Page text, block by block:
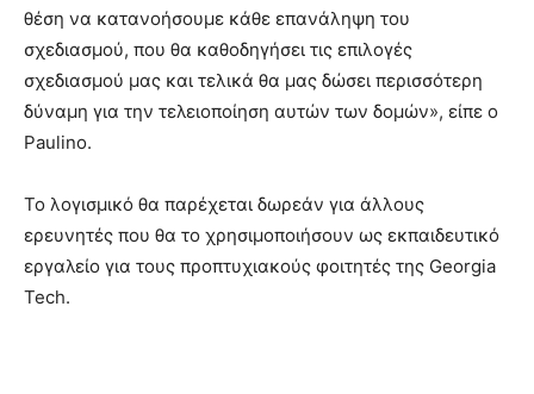
θέση να κατανοήσουμε κάθε επανάληψη του
σχεδιασμού, που θα καθοδηγήσει τις επιλογές
σχεδιασμού μας και τελικά θα μας δώσει περισσότερη
δύναμη για την τελειοποίηση αυτών των δομών», είπε ο
Paulino.
Το λογισμικό θα παρέχεται δωρεάν για άλλους
ερευνητές που θα το χρησιμοποιήσουν ως εκπαιδευτικό
εργαλείο για τους προπτυχιακούς φοιτητές της Georgia
Tech.